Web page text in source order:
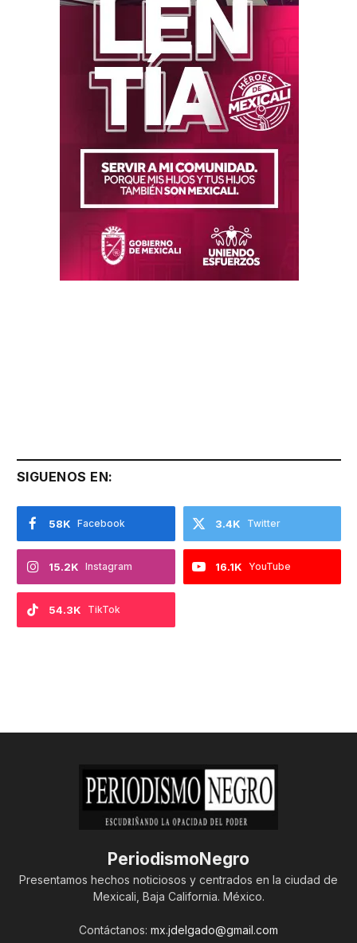
SIGUENOS EN:
Facebook
58K Twitter
3.4K
Instagram
15.2K YouTube
16.1K
TikTok
54.3K
PeriodismoNegro
Presentamos hechos noticiosos y centrados en la ciudad de
Mexicali, Baja California. México.
Contáctanos: mx.jdelgado@gmail.com